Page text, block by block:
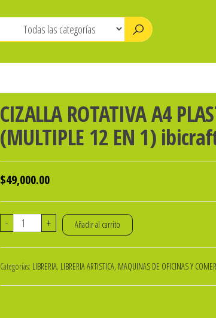
CIZALLA ROTATIVA A4
(MULTIPLE 12 EN 1)
$49,000.00
-
CIZALLA
PLASTICA
(MULTIPLE
+ Añadir al carrito
Categorías: LIBRERIA, LIBRERIA ARTISTICA, MAQUINAS DE OFICINAS Y